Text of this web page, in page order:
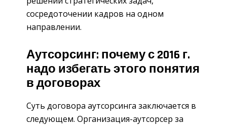
сосредоточении кадров на одном
направлении.
Аутсорсинг: почему с 2016 г.
надо избегать этого понятия
в договорах
Суть договора аутсорсинга заключается в
следующем. Ор­гани­зация-аутсорсер за